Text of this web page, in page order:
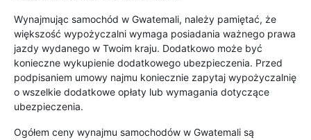
Wynajmując samochód w Gwatemali, należy pamiętać, że
większość wypożyczalni wymaga posiadania ważnego prawa
jazdy wydanego w Twoim kraju. Dodatkowo może być
konieczne wykupienie dodatkowego ubezpieczenia. Przed
podpisaniem umowy najmu koniecznie zapytaj wypożyczalnię
o wszelkie dodatkowe opłaty lub wymagania dotyczące
ubezpieczenia.
Ogółem ceny wynajmu samochodów w Gwatemali są